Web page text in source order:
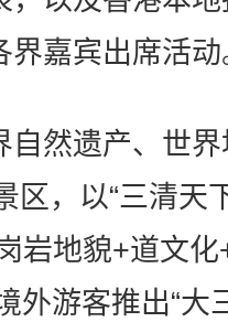
界嘉宾出席活动
然遗产、世界
区，以“三清天
岩地貌+道文化
外游客推出“大